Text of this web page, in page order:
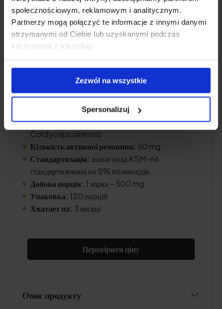
społecznościowym, reklamowym i analitycznym.
Partnerzy mogą połączyć te informacje z innymi danymi
otrzymanymi od Ciebie lub uzyskanymi podczas
korzystania z ich usług.
Zezwól na wszystkie
Spersonalizuj
Активна речовина:екстракт з кореня ашваганди
(ashwagandha) та з плодових тіл гриба
Cordyceps sinensis
Кількість активної речовини: 60 mg
Стандартизація: ашваганда KSM-66
стандартизована на 5% вітанолідів.
Добова порція: 1 мірка - 500 mg
Упаковка: 120 порцій
Хватает на: 3 місяці
Перевірити ціну
Опис продукту